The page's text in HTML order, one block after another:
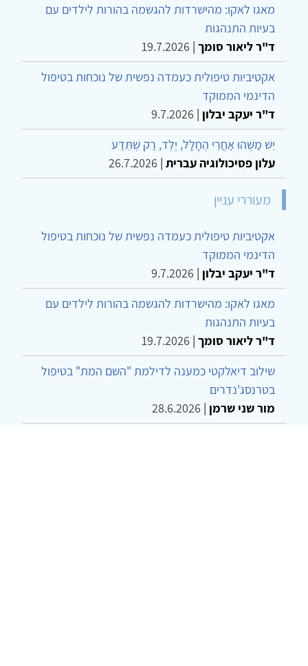
מאגו לאקו: מהישרדות להגשמה בהורות לילדים עם
בעיות התנהגות
ד"ר ליאור סומך |
19.7.2026
אקטיביות טיפולית כעמדה נפשית של נוכחות בטיפול
הדינמי הממוקד
ד"ר יעקב יבלון |
9.7.2026
יֵשׁ מַשֶּׁהוּ אַחֲרֵי הֶחָלָל, יֶלֶד, רַק שֶׁתֵּדַע
עלון פסיכולוגיה עברית |
26.7.2026
מעוררי עניין
אקטיביות טיפולית כעמדה נפשית של נוכחות בטיפול
הדינמי הממוקד
ד"ר יעקב יבלון |
9.7.2026
מאגו לאקו: מהישרדות להגשמה בהורות לילדים עם
בעיות התנהגות
ד"ר ליאור סומך |
19.7.2026
שילוב דיאלקטי כמענה לדילמת "השם המת" בטיפול
בטרנסג'נדרים
מור שני שרמן |
28.6.2026